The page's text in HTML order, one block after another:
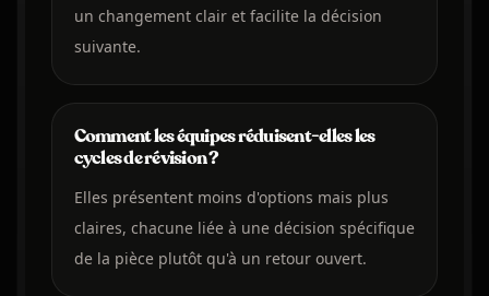
un changement clair et facilite la décision
suivante.
Comment les équipes réduisent-elles les
cycles de révision ?
Elles présentent moins d'options mais plus
claires, chacune liée à une décision spécifique
de la pièce plutôt qu'à un retour ouvert.